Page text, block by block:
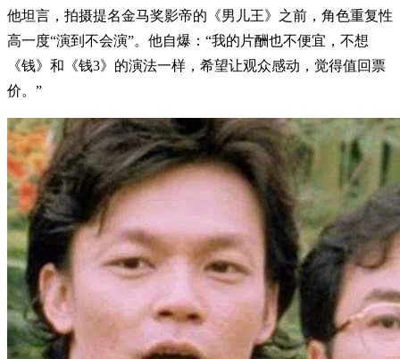
他坦言，拍摄提名金马奖影帝的《男儿王》之前，角色重复性
高一度“演到不会演”。他自爆：“我的片酬也不便宜，不想
《钱》和《钱3》的演法一样，希望让观众感动，觉得值回票
价。”